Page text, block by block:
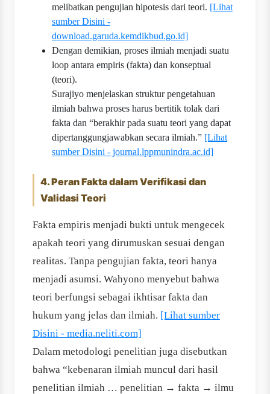
melibatkan pengujian hipotesis dari teori. [Lihat
sumber Disini -
download.garuda.kemdikbud.go.id]
Dengan demikian, proses ilmiah menjadi suatu
loop antara empiris (fakta) dan konseptual
(teori).
Surajiyo menjelaskan struktur pengetahuan
ilmiah bahwa proses harus bertitik tolak dari
fakta dan “berakhir pada suatu teori yang dapat
dipertanggungjawabkan secara ilmiah.” [Lihat
sumber Disini - journal.lppmunindra.ac.id]
4. Peran Fakta dalam Verifikasi dan
Validasi Teori
Fakta empiris menjadi bukti untuk mengecek
apakah teori yang dirumuskan sesuai dengan
realitas. Tanpa pengujian fakta, teori hanya
menjadi asumsi. Wahyono menyebut bahwa
teori berfungsi sebagai ikhtisar fakta dan
hukum yang jelas dan ilmiah. [Lihat sumber
Disini - media.neliti.com]
Dalam metodologi penelitian juga disebutkan
bahwa “kebenaran ilmiah muncul dari hasil
penelitian ilmiah … penelitian → fakta → ilmu